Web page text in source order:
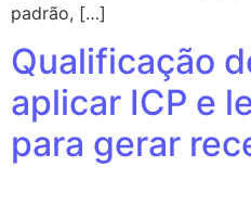
padrão, […]
Qualificação
aplicar ICP e
para gerar